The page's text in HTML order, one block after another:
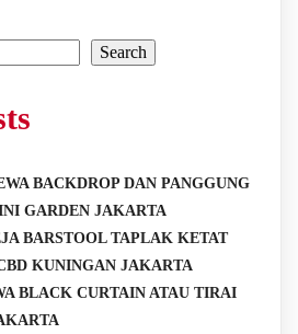
Search
BACKDROP DAN PANGGUNG
GARDEN JAKARTA
BARSTOOL TAPLAK KETAT
KUNINGAN JAKARTA
BLACK CURTAIN ATAU TIRAI